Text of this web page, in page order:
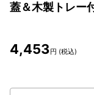
蓋＆木製トレー
4,453円 (税込)